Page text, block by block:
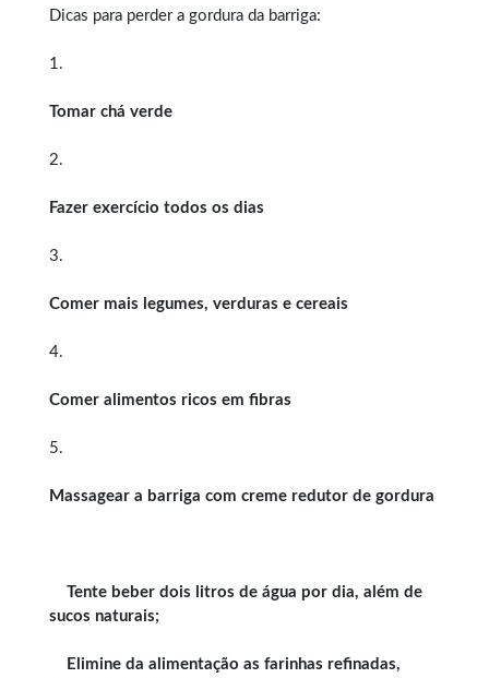
Dicas para perder a gordura da barriga:
1.
Tomar chá verde
2.
Fazer exercício todos os dias
3.
Comer mais legumes, verduras e cereais
4.
Comer alimentos ricos em fibras
5.
Massagear a barriga com creme redutor de gordura
Tente beber dois litros de água por dia, além de
sucos naturais;
Elimine da alimentação as farinhas refinadas,